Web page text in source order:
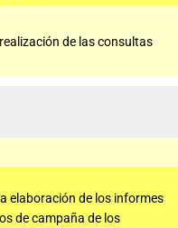
de las consultas
elaboración de los informes
de campaña de los